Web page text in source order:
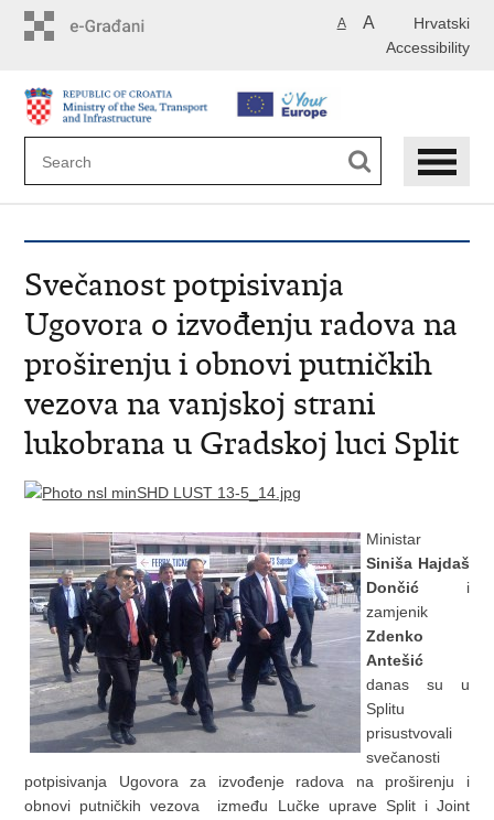
Hrvatski
A A
Accessibility
Svečanost potpisivanja
Ugovora o izvođenju radova na
proširenju i obnovi putničkih
vezova na vanjskoj strani
lukobrana u Gradskoj luci Split
Ministar
Siniša Hajdaš
Dončić i
zamjenik
Zdenko
Antešić
danas su u
Splitu
prisustvovali
svečanosti
potpisivanja Ugovora za izvođenje radova na proširenju i
obnovi putničkih vezova između Lučke uprave Split i Joint